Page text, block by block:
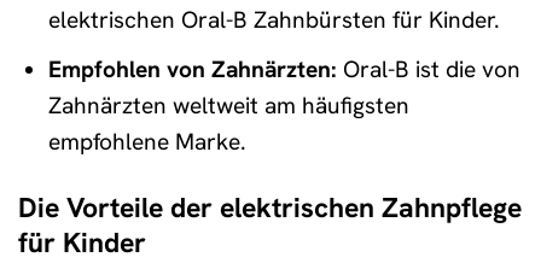
elektrischen Oral-B Zahnbürsten für Kinder.
Empfohlen von Zahnärzten: Oral-B ist die von
Zahnärzten weltweit am häufigsten
empfohlene Marke.
Die Vorteile der elektrischen Zahnpflege
für Kinder